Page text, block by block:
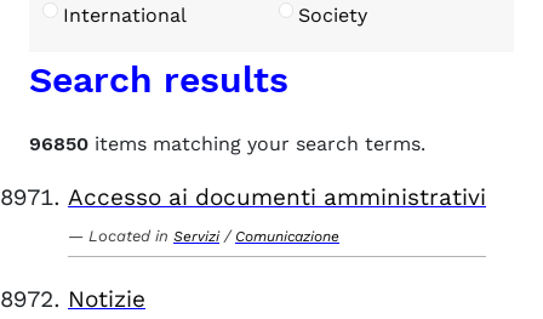
International
Society
Search results
96850 items matching your search terms.
Accesso ai documenti amministrativi
Located in Servizi / Comunicazione
Notizie